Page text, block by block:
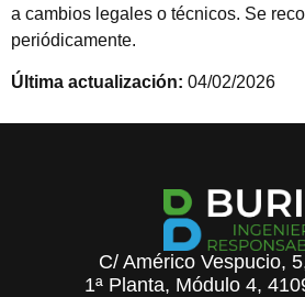
a cambios legales o técnicos. Se
periódicamente.
Última actualización: 04/02/2026
C/ Américo Vespucio,
1ª Planta, Módulo 4,